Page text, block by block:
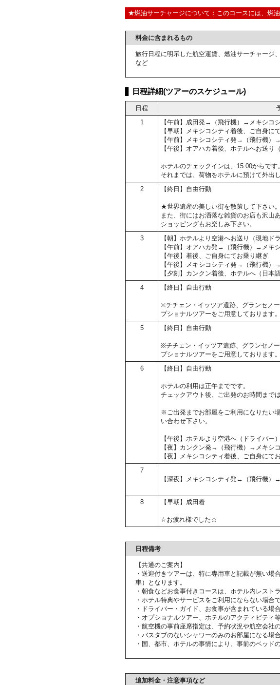
★燃油サーチャージについて：このコースには、燃
料金に含まれるもの
旅行日程に明示した航空運賃、燃油サーチャージ
など
日程詳細(ツアーのスケジュール)
日程
1
【午前】成田発→（飛行機）→メキシコ
【早朝】メキシコシティ着後、ご自身に
【午前】メキシコシティ発→（飛行機）
【午後】オアハカ着後、ホテルへお送り
ホテルのチェックインは、15:00からです。
それまでは、荷物をホテルに預けて外出
2 【終日】自由行動
★世界遺産の美しい街を散策して下さい。
また、街にはお洒落な雑貨のお店も沢山
ショッピングもお楽しみ下さい。
3
【朝】ホテルより空港へお送り（現地ド
【午前】オアハカ発→（飛行機）→メキ
【午後】着後、ご自身にてお乗り継ぎ
【午後】メキシコシティ発→（飛行機）
【夕刻】カンクン着後、ホテルへ（日本
4 【終日】自由行動
※チチェン・イッツア遺跡、グランセノ
プショナルツアーをご用意しております
5 【終日】自由行動
※チチェン・イッツア遺跡、グランセノ
プショナルツアーをご用意しております
6 【終日】自由行動
ホテルの利用は正午までです。
チェックアウト後、ご出発のお時間まで
※ご出発までお部屋をご利用になりたい
い合わせ下さい。
【午後】ホテルより空港へ（ドライバー）
【夜】カンクン発→（飛行機）→メキシ
【夜】メキシコシティ着後、ご自身にて
7
【深夜】メキシコシティ発→（飛行機）
8 【早朝】成田着
☆お疲れ様でした☆
日程備考
【共通のご案内】
・送迎付きツアーは、特に専用車と記載が無い
車）となります。
・朝食などお食事付きコースは、ホテル内レスト
・ホテル特典やサービスをご利用にならない場合
・ドライバー・ガイド、お食事が含まれている場
・オプショナルツアー、ホテルのアクティビティ
・航空機の事前座席指定は、予約状況や航空会社
・バスタブのないシャワーのみのお部屋になる場
・国、都市、ホテルの事情により、事前のベッド
追加料金・注意事項など